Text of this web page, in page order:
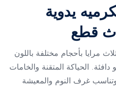
يدوية
قطع
مرايا بأحجام مختلفة باللون
دافئة. الحياكة المتقنة والخامات
وتناسب غرف النوم والمعيشة